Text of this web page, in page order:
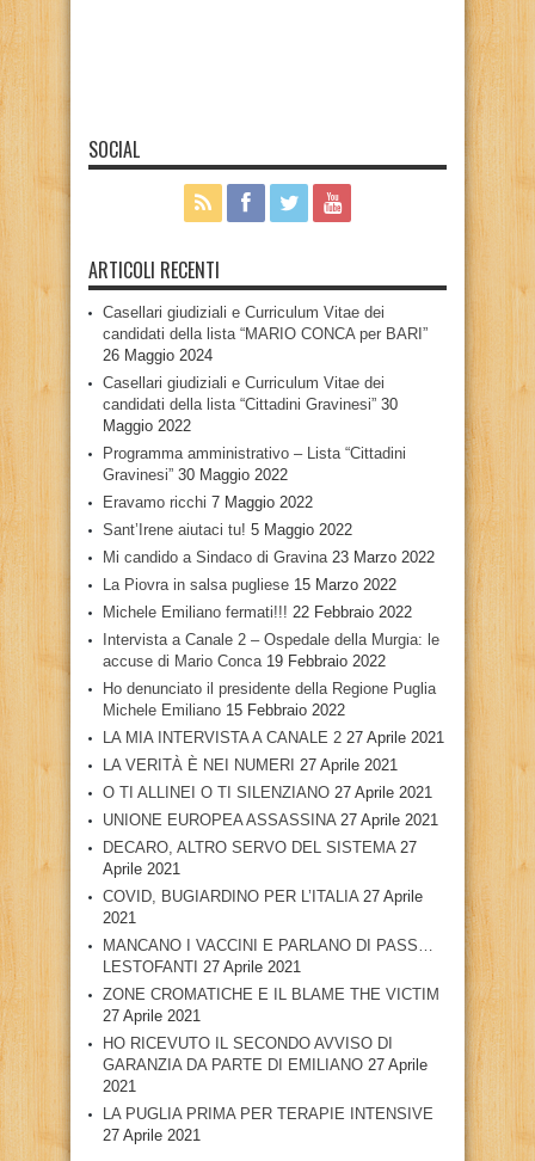
SOCIAL
ARTICOLI RECENTI
Casellari giudiziali e Curriculum Vitae dei
candidati della lista “MARIO CONCA per BARI”
26 Maggio 2024
Casellari giudiziali e Curriculum Vitae dei
candidati della lista “Cittadini Gravinesi” 30
Maggio 2022
Programma amministrativo – Lista “Cittadini
Gravinesi” 30 Maggio 2022
Eravamo ricchi 7 Maggio 2022
Sant’Irene aiutaci tu! 5 Maggio 2022
Mi candido a Sindaco di Gravina 23 Marzo 2022
La Piovra in salsa pugliese 15 Marzo 2022
Michele Emiliano fermati!!! 22 Febbraio 2022
Intervista a Canale 2 – Ospedale della Murgia: le
accuse di Mario Conca 19 Febbraio 2022
Ho denunciato il presidente della Regione Puglia
Michele Emiliano 15 Febbraio 2022
LA MIA INTERVISTA A CANALE 2 27 Aprile 2021
LA VERITÀ È NEI NUMERI 27 Aprile 2021
O TI ALLINEI O TI SILENZIANO 27 Aprile 2021
UNIONE EUROPEA ASSASSINA 27 Aprile 2021
DECARO, ALTRO SERVO DEL SISTEMA 27
Aprile 2021
COVID, BUGIARDINO PER L’ITALIA 27 Aprile
2021
MANCANO I VACCINI E PARLANO DI PASS…
LESTOFANTI 27 Aprile 2021
ZONE CROMATICHE E IL BLAME THE VICTIM
27 Aprile 2021
HO RICEVUTO IL SECONDO AVVISO DI
GARANZIA DA PARTE DI EMILIANO 27 Aprile
2021
LA PUGLIA PRIMA PER TERAPIE INTENSIVE
27 Aprile 2021